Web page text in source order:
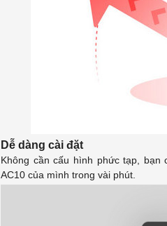
Dễ dàng cài đặt
Không cần cấu hình phức tạp,
AC10 của mình trong vài phút.